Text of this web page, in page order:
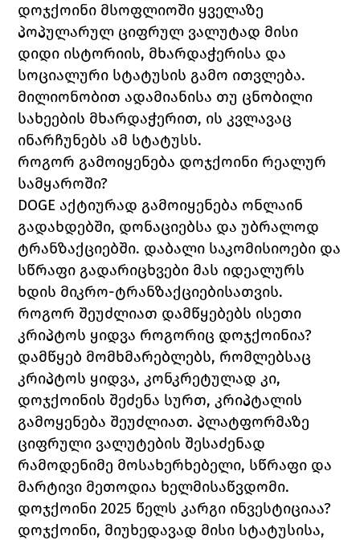
დოჯქოინი მსოფლიოში ყველაზე
პოპულარულ ციფრულ ვალუტად მისი
დიდი ისტორიის, მხარდაჭერისა და
სოციალური სტატუსის გამო ითვლება.
მილიონობით ადამიანისა თუ ცნობილი
სახეების მხარდაჭერით, ის კვლავაც
ინარჩუნებს ამ სტატუსს.
როგორ გამოიყენება დოჯქოინი რეალურ
სამყაროში?
DOGE აქტიურად გამოიყენება ონლაინ
გადახდებში, დონაციებსა და უბრალოდ
ტრანზაქციებში. დაბალი საკომისიოები და
სწრაფი გადარიცხვები მას იდეალურს
ხდის მიკრო-ტრანზაქციებისათვის.
როგორ შეუძლიათ დამწყებებს ისეთი
კრიპტოს ყიდვა როგორიც დოჯქოინია?
დამწყებ მომხმარებლებს, რომლებსაც
კრიპტოს ყიდვა, კონკრეტულად კი,
დოჯქოინის შეძენა სურთ, კრიპტალის
გამოყენება შეუძლიათ. პლატფორმაზე
ციფრული ვალუტების შესაძენად
რამოდენიმე მოსახერხებელი, სწრაფი და
მარტივი მეთოდია ხელმისაწვდომი.
დოჯქოინი 2025 წელს კარგი ინვესტიციაა?
დოჯქოინი, მიუხედავად მისი სტატუსისა,